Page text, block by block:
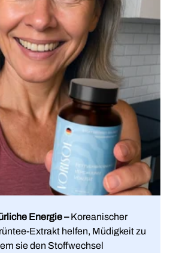
Energie –Koreanischer
Extrakt helfen, Müdigkeit zu
sie den Stoffwechsel